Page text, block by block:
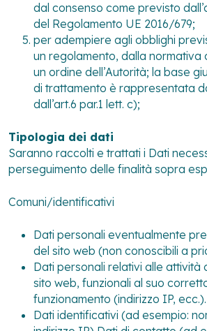
dal consenso come previsto
del Regolamento UE 2016/679;
per adempiere agli obblighi
un regolamento, dalla normativa
un ordine dell’Autorità; la base
di trattamento è rappresentata
dall’art.6 par.1 lett. c);
Tipologia dei dati
Saranno raccolti e trattati i Dati
perseguimento delle finalità sopra
Comuni/identificativi
Dati personali eventualmente
del sito web (non conoscibili a
Dati personali relativi alle attività
sito web, funzionali al suo
funzionamento (indirizzo IP, ecc.).
Dati identificativi (ad esempio: